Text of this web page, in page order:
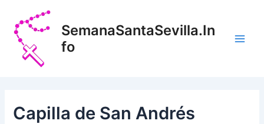
contenido
SemanaSantaSevilla.In
fo
Capilla de San Andrés
de
entradas